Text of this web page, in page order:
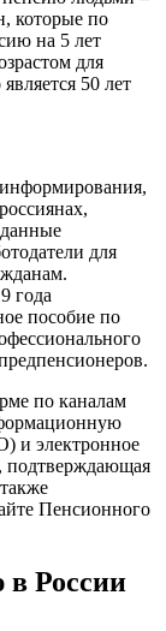
которые по
на 5 лет
для
50 лет
для
года
пособие по
по каналам
и электронное
подтверждающая
Пенсионного
в России